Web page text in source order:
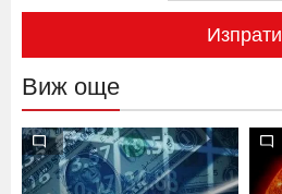
Изпрати
Виж още